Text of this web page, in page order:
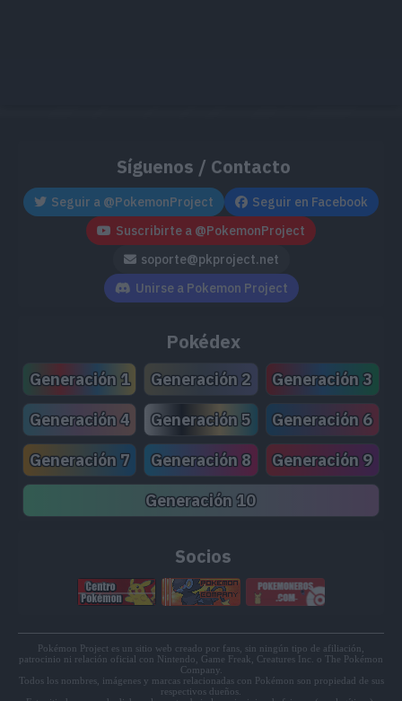
Síguenos / Contacto
Seguir a @PokemonProject
Seguir en Facebook
Suscribirte a @PokemonProject
soporte@pkproject.net
Unirse a Pokemon Project
Pokédex
Generación 1 Generación 2
Generación 3
Generación 4
Generación 5
Generación 6
Generación 7
Generación 8
Generación 9
Generación 10
Socios
Pokémon Project es un sitio web creado por fans, sin ningún tipo de afiliación,
patrocinio ni relación oficial con Nintendo, Game Freak, Creatures Inc. o The Pokémon
Company.
Todos los nombres, imágenes y marcas relacionadas con Pokémon son propiedad de sus
respectivos dueños.